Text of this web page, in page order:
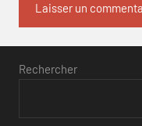
Rechercher